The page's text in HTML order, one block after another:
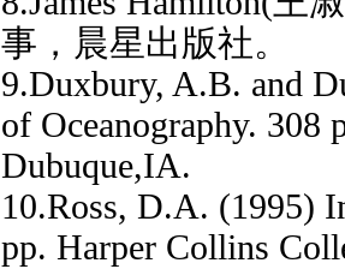
事，晨星出版社。
9.Duxbury, A.B. and
of Oceanography. 308
Dubuque,IA.
10.Ross, D.A. (1995)
pp. Harper Collins